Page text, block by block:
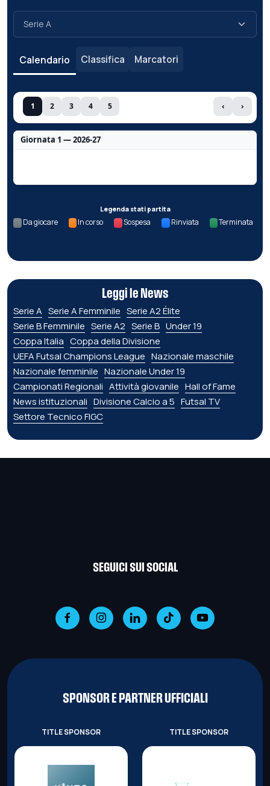
Calendario Classifica Marcatori
1 2 3 4 5 ‹ ›
Giornata 1 — 2026-27
Legenda stati partita
Da giocare In corso Sospesa Rinviata Terminata
Leggi le News
Serie A Serie A Femminile Serie A2 Élite
Serie B Femminile Serie A2 Serie B Under 19
Coppa Italia Coppa della Divisione
UEFA Futsal Champions League Nazionale maschile
Nazionale femminile Nazionale Under 19
Campionati Regionali Attività giovanile Hall of Fame
News istituzionali Divisione Calcio a 5 Futsal TV
Settore Tecnico FIGC
SEGUICI SUI SOCIAL
SPONSOR E PARTNER UFFICIALI
TITLE SPONSOR TITLE SPONSOR